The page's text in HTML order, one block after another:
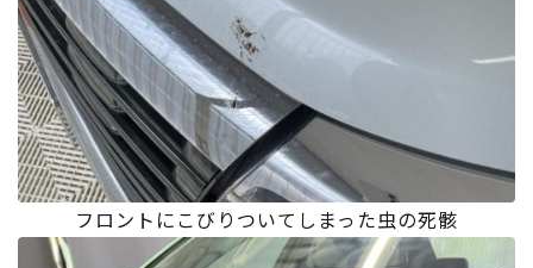
フロントにこびりついてしまった虫の死骸